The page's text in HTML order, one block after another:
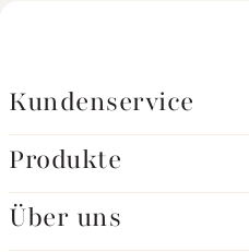
Kundenservice
Produkte
Über uns